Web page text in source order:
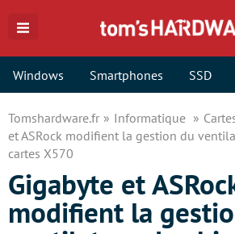
Windows Smartphones SSD
Tomshardware.fr Informatique
et ASRock modifient la gestion du
cartes X570
Gigabyte et
modifient la